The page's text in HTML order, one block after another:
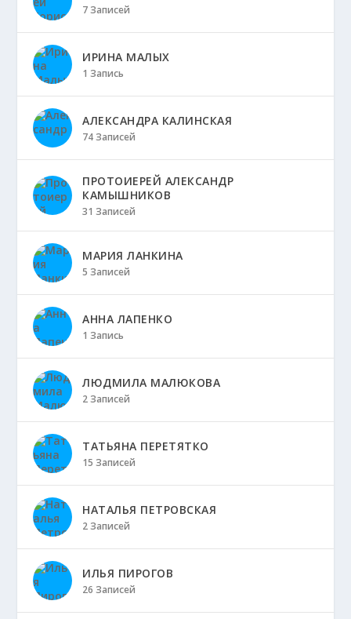
7 Записей
ИРИНА МАЛЫХ
1 Запись
АЛЕКСАНДРА КАЛИНСКАЯ
74 Записей
ПРОТОИЕРЕЙ АЛЕКСАНДР
КАМЫШНИКОВ
31 Записей
МАРИЯ ЛАНКИНА
5 Записей
АННА ЛАПЕНКО
1 Запись
ЛЮДМИЛА МАЛЮКОВА
2 Записей
ТАТЬЯНА ПЕРЕТЯТКО
15 Записей
НАТАЛЬЯ ПЕТРОВСКАЯ
2 Записей
ИЛЬЯ ПИРОГОВ
26 Записей